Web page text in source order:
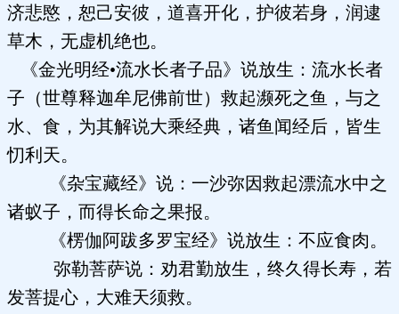
济悲愍，恕己安彼，道喜开化，护彼若身，润逮
草木，无虚机绝也。
《金光明经•流水长者子品》说放生：流水长者
子（世尊释迦牟尼佛前世）救起濒死之鱼，与之
水、食，为其解说大乘经典，诸鱼闻经后，皆生
忉利天。
《杂宝藏经》说：一沙弥因救起漂流水中之
诸蚁子，而得长命之果报。
《楞伽阿跋多罗宝经》说放生：不应食肉。
弥勒菩萨说：劝君勤放生，终久得长寿，若
发菩提心，大难天须救。